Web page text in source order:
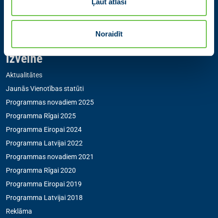
Ļaut atlasi
Noraidīt
+371 67205475|sekretare@vienotiba.lv
informacija@vienotiba.lv
Izvēlne
Aktualitātes
Jaunās Vienotības statūti
Programmas novadiem 2025
Programma Rīgai 2025
Programma Eiropai 2024
Programma Latvijai 2022
Programmas novadiem 2021
Programma Rīgai 2020
Programma Eiropai 2019
Programma Latvijai 2018
Reklāma